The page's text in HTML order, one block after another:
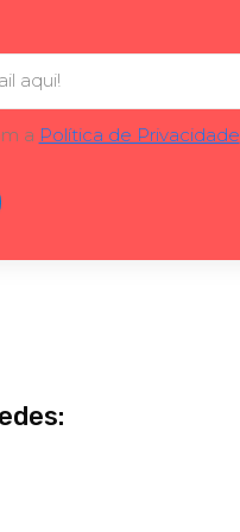
a Política de Privacidade